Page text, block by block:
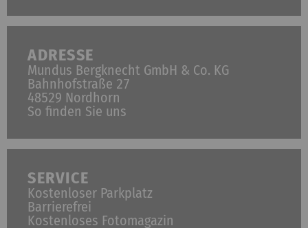
ADRESSE
Mundus Bergknecht GmbH & Co. KG
Bahnhofstraße 27
48529 Nordhorn
So finden Sie uns
SERVICE
Kostenloser Parkplatz
Barrierefrei
Kostenloses Fotomagazin